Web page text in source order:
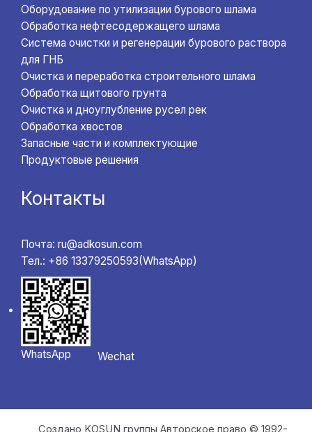
Оборудование по утилизации бурового шлама
Обработка нефтесодержащего шлама
Система очистки и регенерации бурового раствора
для ГНБ
Очистка и переработка строительного шлама
Обработка щитового грунта
Очистка и дноуглубление русел рек
Обработка хвостов
Запасные части и комплектующие
Продуктовые решения
Контакты
Почта: ru@adkosun.com
Тел.: +86 13379250593(WhatsApp)
WhatsApp Wechat
Создано KOSUN группы Авторское право © 1992-